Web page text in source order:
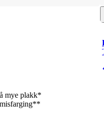
mye plakk*